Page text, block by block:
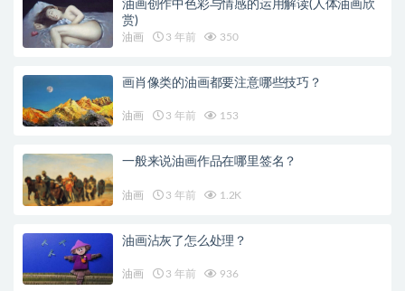
油画创作中色彩与情感的运用解读(人体油画欣
赏)
油画 3 年前 350
画肖像类的油画都要注意哪些技巧？
油画 3 年前 153
一般来说油画作品在哪里签名？
油画 3 年前 1.2K
油画沾灰了怎么处理？
油画 3 年前 936